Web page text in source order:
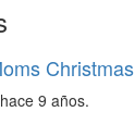
Christmas
9 años.